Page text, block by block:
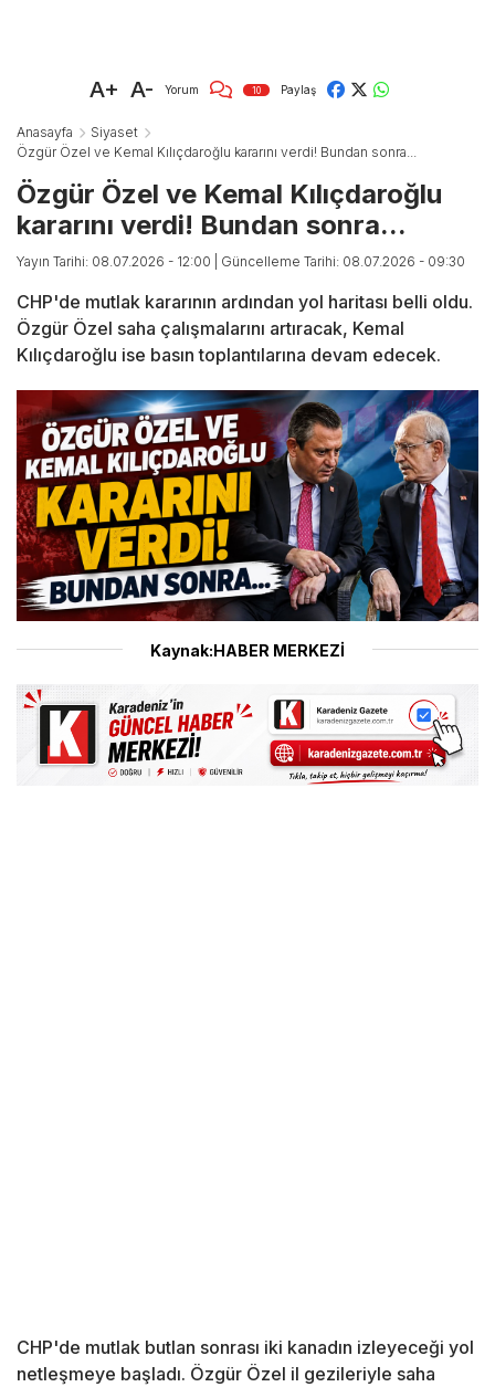
A+ A- Yorum 10 Paylaş
Anasayfa
Siyaset
Özgür Özel ve Kemal Kılıçdaroğlu kararını verdi! Bundan sonra...
Özgür Özel ve Kemal Kılıçdaroğlu
kararını verdi! Bundan sonra...
Yayın Tarihi: 08.07.2026 - 12:00 | Güncelleme Tarihi: 08.07.2026 - 09:30
CHP'de mutlak kararının ardından yol haritası belli oldu.
Özgür Özel saha çalışmalarını artıracak, Kemal
Kılıçdaroğlu ise basın toplantılarına devam edecek.
Kaynak:HABER MERKEZİ
CHP'de mutlak butlan sonrası iki kanadın izleyeceği yol
netleşmeye başladı. Özgür Özel il gezileriyle saha